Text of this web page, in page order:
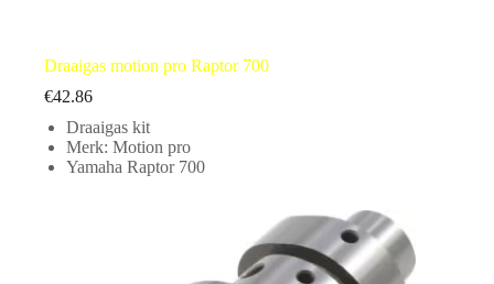
Draaigas motion pro Raptor 700
€42.86
Draaigas kit
Merk: Motion pro
Yamaha Raptor 700